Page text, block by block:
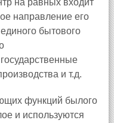
на равных входит
направление его
бытового
и т.д.
функций былого
и используются